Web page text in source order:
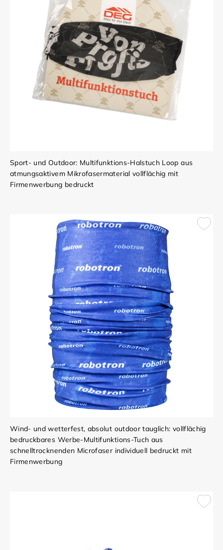
Sport- und Outdoor: Multifunktions-Halstuch Loop aus
atmungsaktivem Mikrofasermaterial vollflächig mit
Firmenwerbung bedruckt
Wind- und wetterfest, absolut outdoor tauglich: vollflächig
bedruckbares Werbe-Multifunktions-Tuch aus
schnelltrocknenden Microfaser individuell bedruckt mit
Firmenwerbung